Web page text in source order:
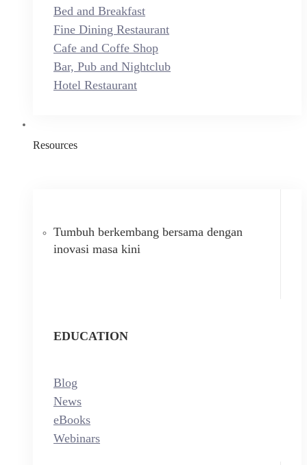
Bed and Breakfast
Fine Dining Restaurant
Cafe and Coffe Shop
Bar, Pub and Nightclub
Hotel Restaurant
Resources
Tumbuh berkembang bersama dengan
inovasi masa kini
EDUCATION
Blog
News
eBooks
Webinars